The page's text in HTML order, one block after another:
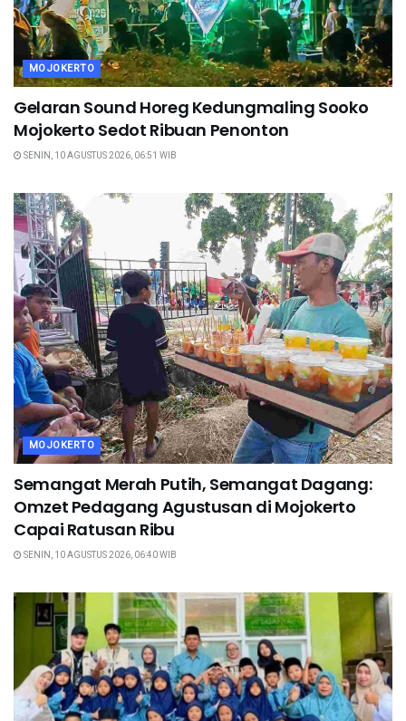
MOJOKERTO
Gelaran Sound Horeg Kedungmaling Sooko
Mojokerto Sedot Ribuan Penonton
SENIN, 10 AGUSTUS 2026, 06:51 WIB
MOJOKERTO
Semangat Merah Putih, Semangat Dagang:
Omzet Pedagang Agustusan di Mojokerto
Capai Ratusan Ribu
SENIN, 10 AGUSTUS 2026, 06:40 WIB